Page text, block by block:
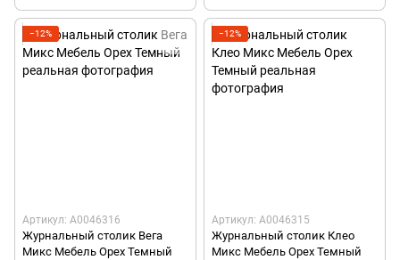
−12%
Артикул: А0046316
Журнальный столик Вега
Микс Мебель Орех Темный
−12%
Артикул: А0046315
Журнальный столик Клео
Микс Мебель Орех Темный